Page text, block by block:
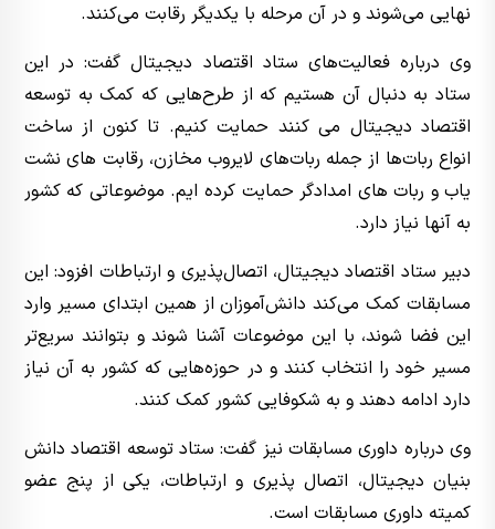
نهایی می‌شوند و در آن مرحله با یکدیگر رقابت می‌کنند.
وی درباره فعالیت‌های ستاد اقتصاد دیجیتال گفت: در این
ستاد به دنبال آن هستیم که از طرح‌هایی که کمک به توسعه
اقتصاد دیجیتال می کنند حمایت کنیم. تا کنون از ساخت
انواع ربات‌ها از جمله ربات‌های لایروب مخازن، رقابت های نشت
یاب و ربات های امدادگر حمایت کرده ایم. موضوعاتی که کشور
به آنها نیاز دارد.
دبیر ستاد اقتصاد دیجیتال، اتصال‌پذیری و ارتباطات افزود: این
مسابقات کمک می‌کند دانش‌آموزان از همین ابتدای مسیر وارد
این فضا شوند، با این موضوعات آشنا شوند و بتوانند سریع‌تر
مسیر خود را انتخاب کنند و در حوزه‌هایی که کشور به آن نیاز
دارد ادامه دهند و به شکوفایی کشور کمک کنند.
وی درباره داوری مسابقات نیز گفت: ستاد توسعه اقتصاد دانش
بنیان دیجیتال، اتصال پذیری و‌ ارتباطات، یکی از پنج عضو
کمیته داوری مسابقات است.